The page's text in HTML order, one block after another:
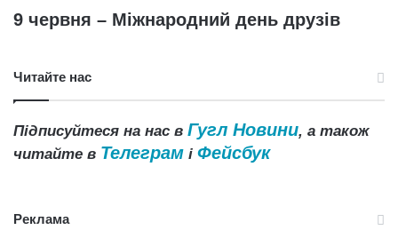
9 червня – Міжнародний день друзів
Читайте нас
Підписуйтеся на нас в Гугл Новини, а також
читайте в Телеграм і Фейсбук
Реклама